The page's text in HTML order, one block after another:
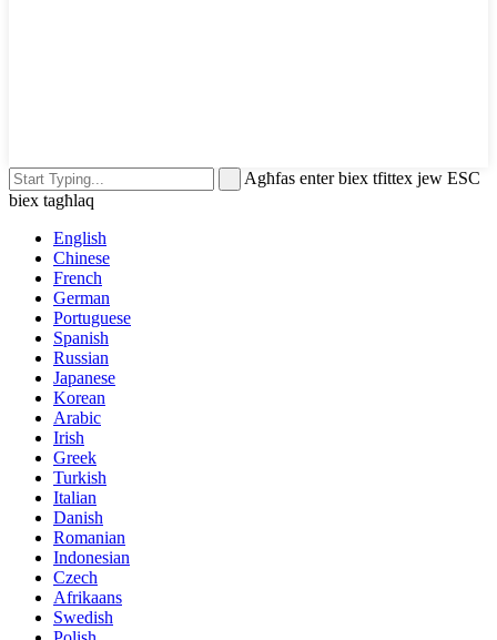
Agħfas enter biex tfittex jew ESC
biex tagħlaq
English
Chinese
French
German
Portuguese
Spanish
Russian
Japanese
Korean
Arabic
Irish
Greek
Turkish
Italian
Danish
Romanian
Indonesian
Czech
Afrikaans
Swedish